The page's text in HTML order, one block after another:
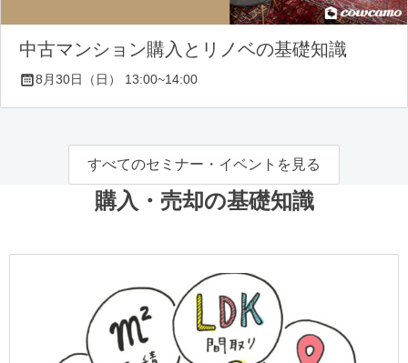
中古マンション購入とリノベの基礎知識
8月30日（日） 13:00~14:00
すべてのセミナー・イベントを見る
購入・売却の基礎知識